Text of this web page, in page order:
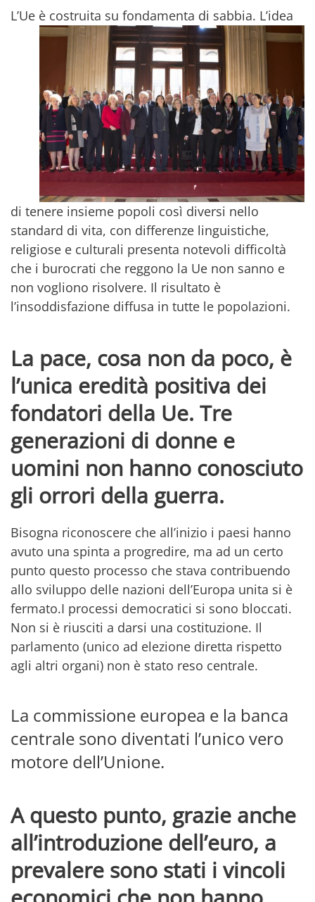
L’Ue è costruita su fondamenta di sabbia. L’idea
di tenere insieme popoli così diversi nello
standard di vita, con differenze linguistiche,
religiose e culturali presenta notevoli difficoltà
che i burocrati che reggono la Ue non sanno e
non vogliono risolvere. Il risultato è
l’insoddisfazione diffusa in tutte le popolazioni.
La pace, cosa non da poco, è
l’unica eredità positiva dei
fondatori della Ue. Tre
generazioni di donne e
uomini non hanno conosciuto
gli orrori della guerra.
Bisogna riconoscere che all’inizio i paesi hanno
avuto una spinta a progredire, ma ad un certo
punto questo processo che stava contribuendo
allo sviluppo delle nazioni dell’Europa unita si è
fermato.I processi democratici si sono bloccati.
Non si è riusciti a darsi una costituzione. Il
parlamento (unico ad elezione diretta rispetto
agli altri organi) non è stato reso centrale.
La commissione europea e la banca
centrale sono diventati l’unico vero
motore dell’Unione.
A questo punto, grazie anche
all’introduzione dell’euro, a
prevalere sono stati i vincoli